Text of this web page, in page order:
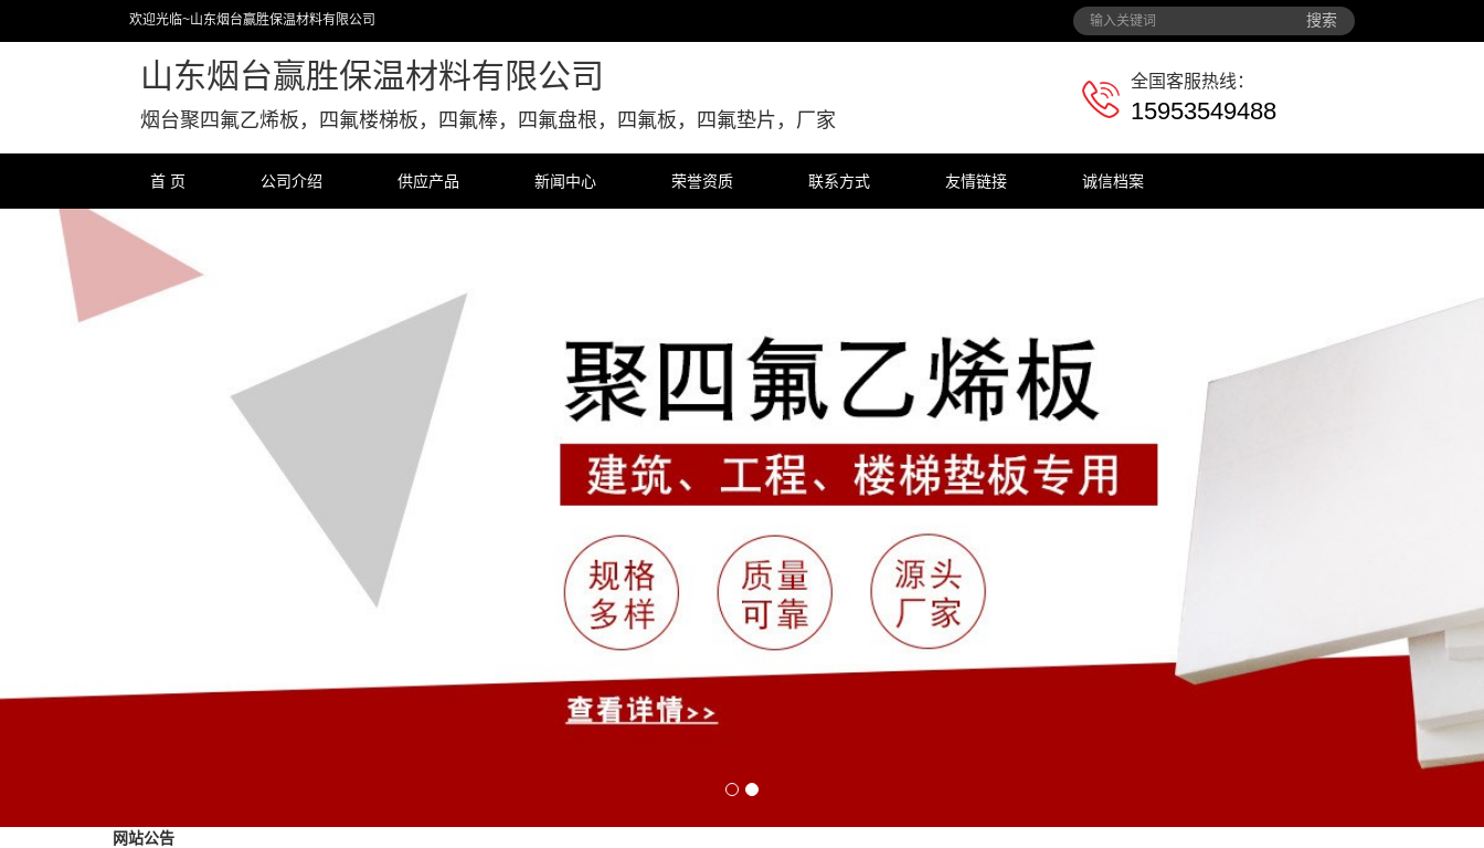
欢迎光临~山东烟台赢胜保温材料有限公司 搜索
山东烟台赢胜保温材料有限公司
烟台聚四氟乙烯板，四氟楼梯板，四氟棒，四氟盘根，四氟板，四氟垫片，厂家
全国客服热线：
15953549488
首 页 公司介绍 供应产品 新闻中心 荣誉资质 联系方式 友情链接 诚信档案
网站公告